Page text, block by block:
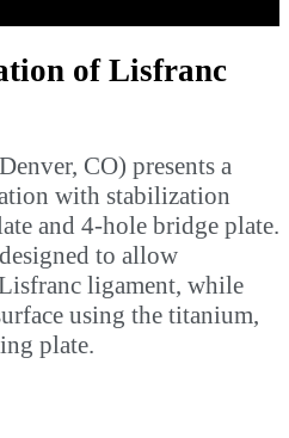
Video
of Lisfranc
CO) presents a
with stabilization
and 4-hole bridge plate.
to allow
ligament, while
using the titanium,
plate.